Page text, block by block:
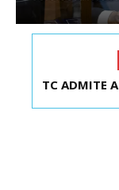
TC ADMITE